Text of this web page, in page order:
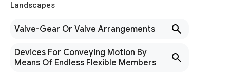
Landscapes
Valve-Gear Or Valve Arrangements
Devices For Conveying Motion By
Means Of Endless Flexible Members